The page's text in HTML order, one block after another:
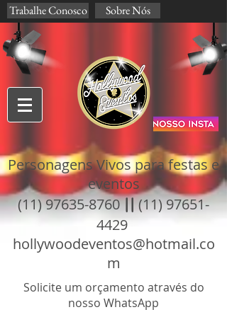
Trabalhe Conosco Sobre Nós
Personagens Vivos para festas e
eventos
(11) 97635-8760||(11) 97651-
4429
hollywoodeventos@hotmail.co
m
Solicite um orçamento através do
nosso WhatsApp